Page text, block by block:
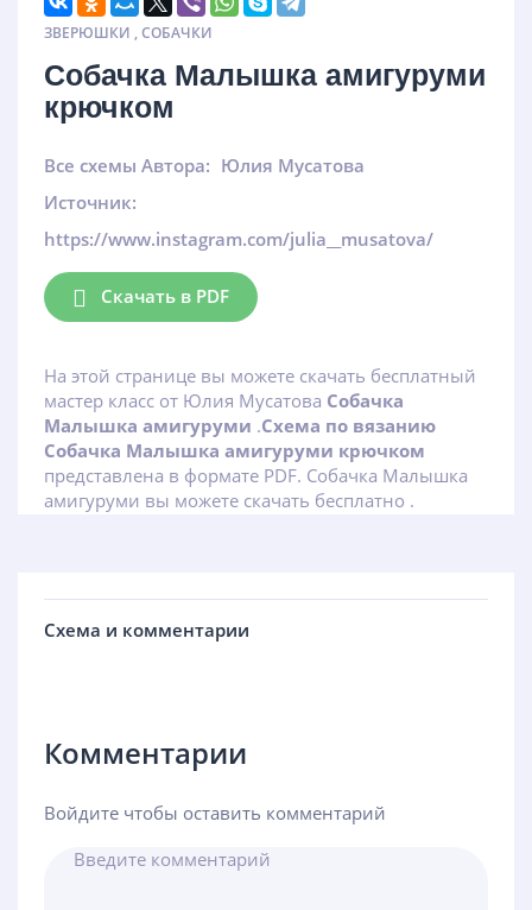
ЗВЕРЮШКИ ,СОБАЧКИ
Собачка Малышка амигуруми
крючком
Все схемы Автора: Юлия Мусатова
Источник:
https://www.instagram.com/julia__musatova/
Скачать в PDF
На этой странице вы можете скачать бесплатный
мастер класс от Юлия Мусатова Собачка
Малышка амигуруми .Схема по вязанию
Собачка Малышка амигуруми крючком
представлена в формате PDF. Собачка Малышка
амигуруми вы можете скачать бесплатно .
Схема и комментарии
Комментарии
Войдите чтобы оставить комментарий